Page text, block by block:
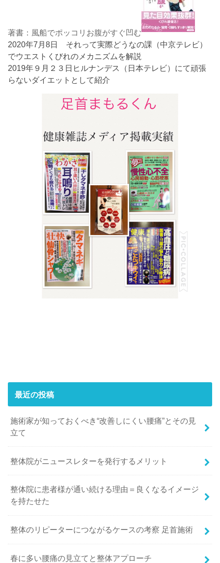
著書：風船でポッコリお腹がすぐ凹む
2020年7月8日 それって実際どうなの課（中京テレビ）
でウエストくびれのメカニズムを解説
2019年９月２３日ヒルナンデス（日本テレビ）にて頑張
らないダイエットとして紹介
最近の投稿
施術家が知っておくべき“改善しにくい腰痛”とその見
立て
整体院がニュースレターを発行するメリット
整体院に患者様が通い続ける理由＝良くなるイメージ
を持たせた
整体のリピーターにつながるケースの考察 足首施術
春に多い腰痛の見立てと整体アプローチ